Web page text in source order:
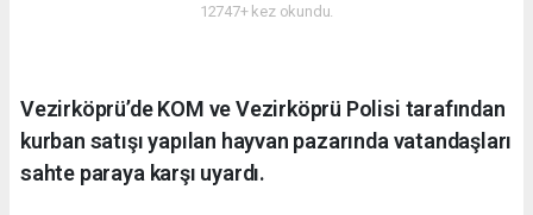
12747+ kez okundu.
Vezirköprü’de KOM ve Vezirköprü Polisi tarafından
kurban satışı yapılan hayvan pazarında vatandaşları
sahte paraya karşı uyardı.